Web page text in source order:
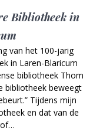
Bibliotheek in
van het 100-jarig
in Laren-Blaricum
bibliotheek Thom
bibliotheek beweegt
Tijdens mijn
en dat van de